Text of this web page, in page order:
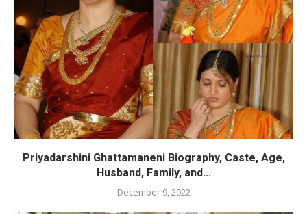
Priyadarshini Ghattamaneni Biography, Caste, Age,
Husband, Family, and...
December 9, 2022